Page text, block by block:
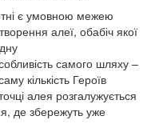
є умовною межею
алеї, обабіч якої
самого шляху –
кількість Героїв
алея розгалужується
де збережуть уже